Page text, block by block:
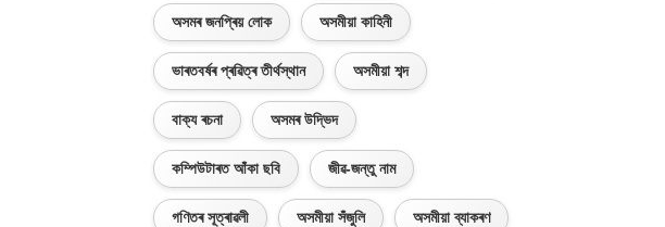
অসমৰ জনপ্ৰিয় লোক অসমীয়া কাহিনী
ভাৰতবৰ্ষৰ প্ৰৱিত্ৰ তীৰ্থস্থান অসমীয়া শব্দ
বাক্য ৰচনা অসমৰ উদ্ভিদ
কম্পিউটাৰত আঁকা ছবি জীৱ-জন্তু নাম
গণিতৰ সূত্ৰাৱলী অসমীয়া সঁজুলি অসমীয়া ব্যাকৰণ